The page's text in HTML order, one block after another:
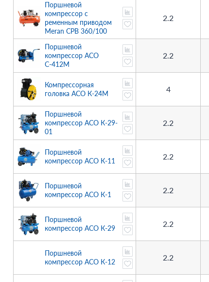
Поршневой
компрессор с
ременным приводом
Meran CPB 360/100
2.2
Поршневой
компрессор АСО
С-412М
2.2
Компрессорная
головка АСО К-24М
4
Поршневой
компрессор АСО К-29-
01
2.2
Поршневой
компрессор АСО К-11
2.2
Поршневой
компрессор АСО К-1
2.2
Поршневой
компрессор АСО К-29
2.2
Поршневой
компрессор АСО К-12
2.2